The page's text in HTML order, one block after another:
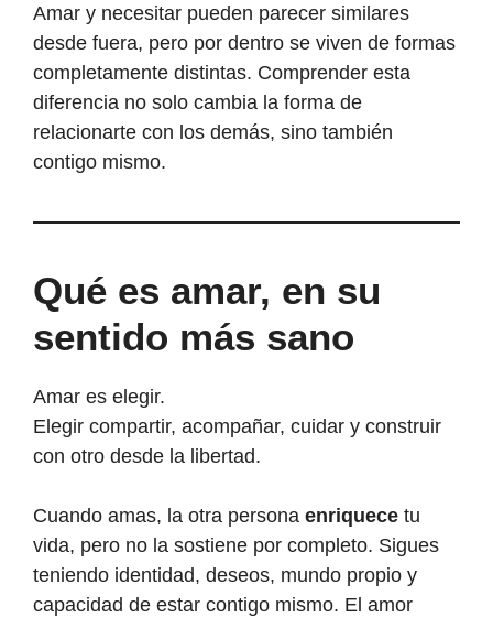
Amar y necesitar pueden parecer similares
desde fuera, pero por dentro se viven de formas
completamente distintas. Comprender esta
diferencia no solo cambia la forma de
relacionarte con los demás, sino también
contigo mismo.
Qué es amar, en su
sentido más sano
Amar es elegir.
Elegir compartir, acompañar, cuidar y construir
con otro desde la libertad.
Cuando amas, la otra persona enriquece tu
vida, pero no la sostiene por completo. Sigues
teniendo identidad, deseos, mundo propio y
capacidad de estar contigo mismo. El amor